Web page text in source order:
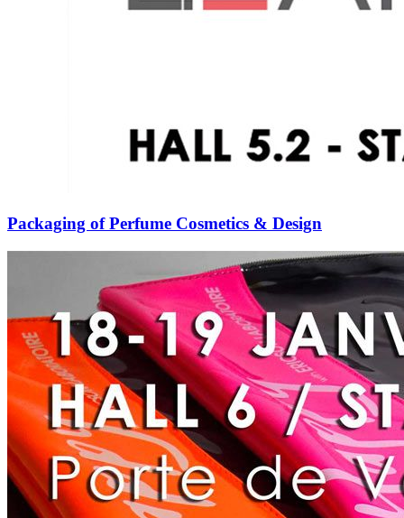
Packaging of Perfume Cosmetics & Design